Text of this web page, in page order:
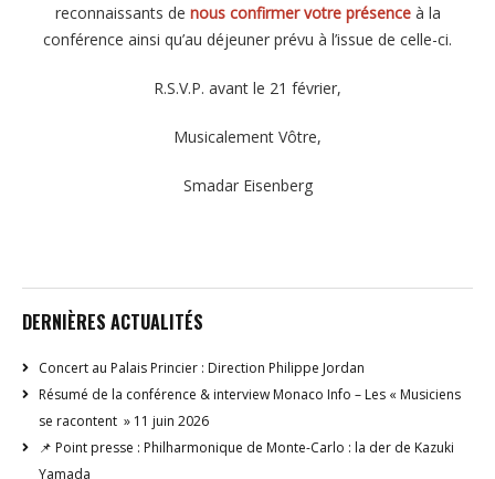
reconnaissants de nous confirmer votre présence à la
conférence ainsi qu’au déjeuner prévu à l’issue de celle-ci.
R.S.V.P. avant le 21 février,
Musicalement Vôtre,
Smadar Eisenberg
DERNIÈRES ACTUALITÉS
Concert au Palais Princier : Direction Philippe Jordan
Résumé de la conférence & interview Monaco Info – Les « Musiciens
se racontent » 11 juin 2026
📌 Point presse : Philharmonique de Monte-Carlo : la der de Kazuki
Yamada